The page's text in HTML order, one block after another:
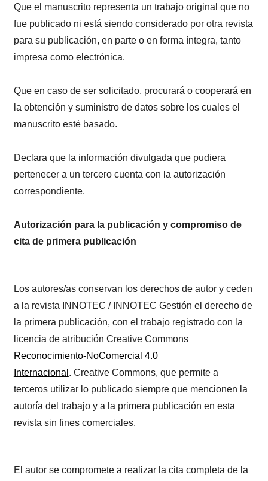
Que el manuscrito representa un trabajo original que no
fue publicado ni está siendo considerado por otra revista
para su publicación, en parte o en forma íntegra, tanto
impresa como electrónica.
Que en caso de ser solicitado, procurará o cooperará en
la obtención y suministro de datos sobre los cuales el
manuscrito esté basado.
Declara que la información divulgada que pudiera
pertenecer a un tercero cuenta con la autorización
correspondiente.
Autorización para la publicación y compromiso de
cita de primera publicación
Los autores/as conservan los derechos de autor y ceden
a la revista INNOTEC / INNOTEC Gestión el derecho de
la primera publicación, con el trabajo registrado con la
licencia de atribución Creative Commons
Reconocimiento-NoComercial 4.0
Internacional . Creative Commons, que permite a
terceros utilizar lo publicado siempre que mencionen la
autoría del trabajo y a la primera publicación en esta
revista sin fines comerciales.
El autor se compromete a realizar la cita completa de la